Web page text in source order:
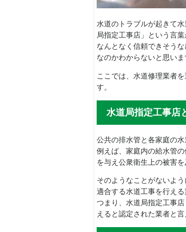
水道のトラブルが起きて
局指定工事店」という言
なんとなく信頼できそう
なのかわからないと思いま
ここでは、水道修理業者
す。
水道局指定工事店
公共の排水管と各家庭の水
例えば、家庭内の給水管
を与え公衆衛生上の被害を
そのようなことがないよ
適合する水道工事を行え
つまり、水道局指定工事
えると認定された業者と言